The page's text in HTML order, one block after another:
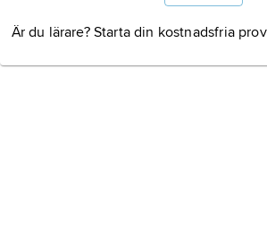
Är du lärare? Starta din kostnadsfria